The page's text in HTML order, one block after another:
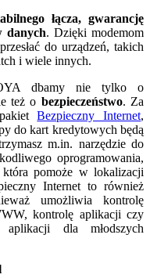
łącza, gwarancję
danych. Dzięki modemom
przesłać do urządzeń, takich
i wiele innych.
dbamy nie tylko o
też o bezpieczeństwo. Za
pakietBezpieczny Internet,
do kart kredytowych będą
m.in. narzędzie do
oprogramowania,
pomoże w lokalizacji
Internet to również
umożliwia kontrolę
kontrolę aplikacji czy
dla młodszych